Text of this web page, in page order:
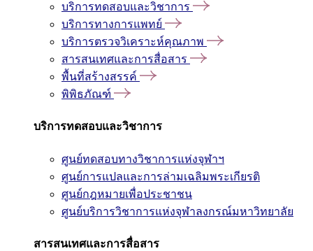
บริการทดสอบและวิชาการ
บริการทางการแพทย์
บริการตรวจวิเคราะห์คุณภาพ
สารสนเทศและการสื่อสาร
พื้นที่สร้างสรรค์
พิพิธภัณฑ์
บริการทดสอบและวิชาการ
ศูนย์ทดสอบทางวิชาการแห่งจุฬาฯ
ศูนย์การแปลและการล่ามเฉลิมพระเกียรติ
ศูนย์กฎหมายเพื่อประชาชน
ศูนย์บริการวิชาการแห่งจุฬาลงกรณ์มหาวิทยาลัย
สารสนเทศและการสื่อสาร